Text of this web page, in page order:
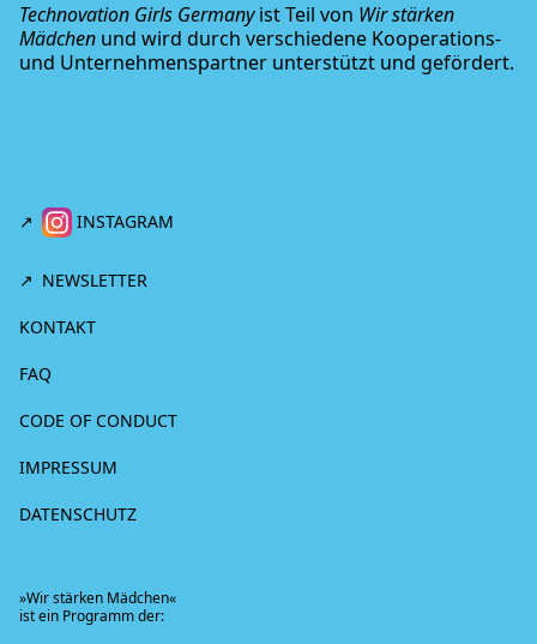
Technovation Girls Germanyist Teil von Wir stärken
Mädchen und wird durch verschiedene Kooperations-
und Unternehmenspartner unterstützt und gefördert.
INSTAGRAM
NEWSLETTER
KONTAKT
FAQ
CODE OF CONDUCT
IMPRESSUM
DATENSCHUTZ
»Wir stärken Mädchen«
ist ein Programm der: